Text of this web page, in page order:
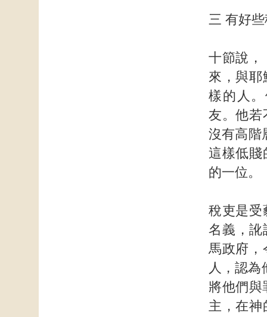
三 有好
十節說，
來，與耶
樣的人
友。他若
沒有高階
這樣低賤
的一位。
稅吏是受
名義，訛
馬政府，
人，認為
將他們與
主，在神